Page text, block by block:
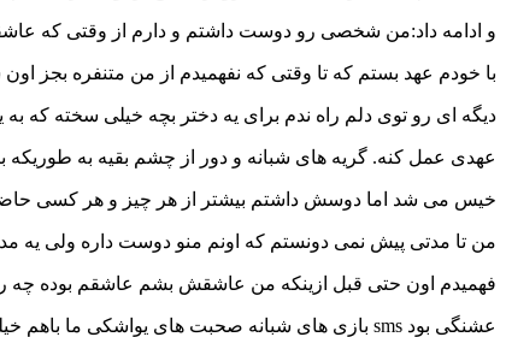
و ادامه داد:من شخصی رو دوست داشتم و دارم از وقتی که
با خودم عهد بستم که تا وقتی که نفهمیدم از من متنفره بجز
دیگه ای رو توی دلم راه ندم برای یه دختر بچه خیلی سخته که به
عهدی عمل کنه. گریه های شبانه و دور از چشم بقیه به طوریکه
خیس می شد اما دوسش داشتم بیشتر از هر چیز و هر کسی
من تا مدتی پیش نمی دونستم که اونم منو دوست داره ولی یه
فهمیدم اون حتی قبل ازینکه من عاشقش بشم عاشقم بوده چه
عشنگی بود sms بازی های شبانه صحبت های یواشکی ما باهم خیلی خوب